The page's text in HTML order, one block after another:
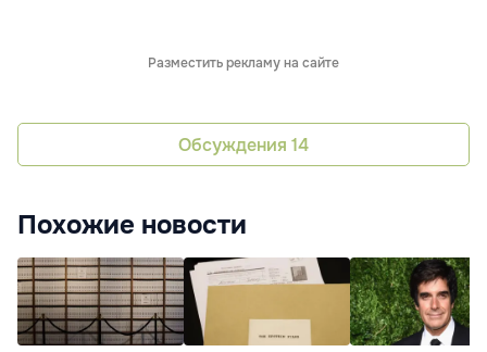
Разместить рекламу на сайте
Обсуждения 14
Похожие новости